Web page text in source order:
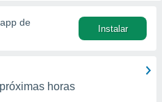
de
Instalar
horas